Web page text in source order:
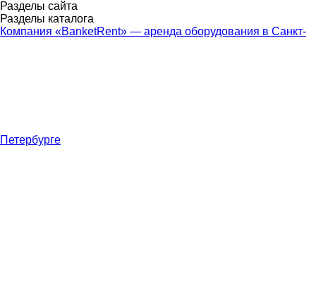
Разделы сайта
Разделы каталога
Компания «BanketRent» — аренда оборудования в Санкт-
Петербурге